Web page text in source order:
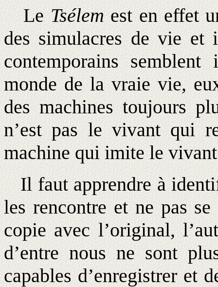
LeTsélemest en effet
des simulacres de vie et
contemporains
monde de la vraie vie,
des machines toujours
n’est pas le vivant qui
machine qui imite le
Il faut apprendre à
les rencontre et ne pas
copie avec l’original,
d’entre nous ne sont
capables d’enregistrer et